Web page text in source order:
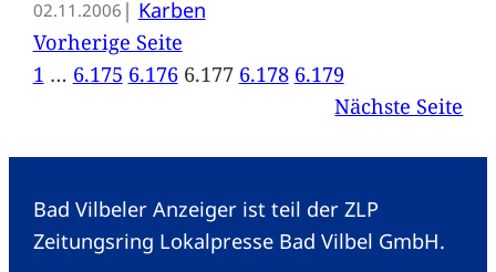
02.11.2006 | Karben
Vorherige Seite
1 … 6.175 6.176 6.177 6.178 6.179
Nächste Seite
Bad Vilbeler Anzeiger ist teil der ZLP
Zeitungsring Lokalpresse Bad Vilbel GmbH.